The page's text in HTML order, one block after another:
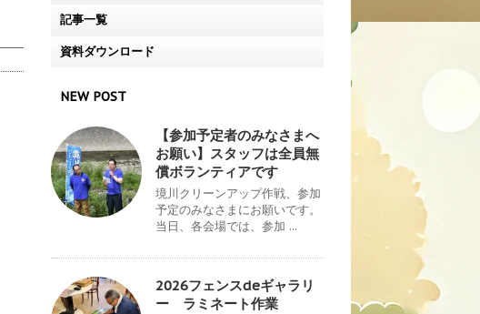
記事一覧
資料ダウンロード
NEW POST
【参加予定者のみなさまへ
お願い】スタッフは全員無
償ボランティアです
境川クリーンアップ作戦、参加
予定のみなさまにお願いです。
当日、各会場では、参加 ...
2026フェンスdeギャラリ
ー ラミネート作業